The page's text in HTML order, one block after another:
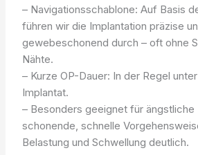
– Navigationsschablone: Auf Basis
führen wir die Implantation präzise
gewebeschonend durch – oft ohne
Nähte.
– Kurze OP-Dauer: In der Regel
Implantat.
– Besonders geeignet für ängstliche
schonende, schnelle
Belastung und Schwellung deutlich.